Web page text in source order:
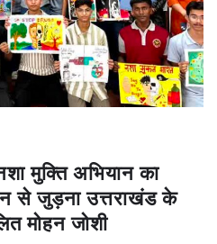
मुक्ति अभियान का
से जुड़ना उत्तराखंड के
मोहन जोशी